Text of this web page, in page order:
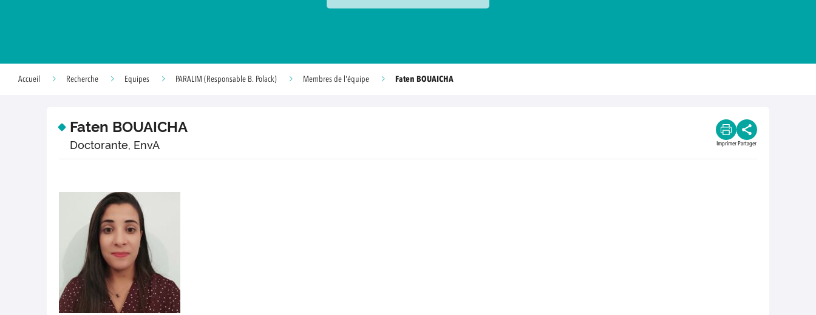
Accueil Recherche Equipes PARALIM (Responsable B. Polack) Membres de l'équipe Faten BOUAICHA
Faten BOUAICHA
Doctorante, EnvA Imprimer Partager